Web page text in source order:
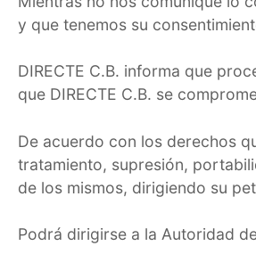
y que tenemos su
DIRECTE C.B. informa que
que DIRECTE C.B. se
De acuerdo con los derechos
tratamiento, supresión,
de los mismos, dirigiendo su
Podrá dirigirse a la Autoridad